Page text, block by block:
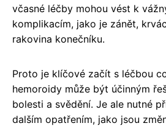
včasné léčby mohou vést k
komplikacím, jako je zánět,
rakovina konečníku.
Proto je klíčové začít s léčbou
hemoroidy může být účinným
bolesti a svědění. Je ale nutné
dalším opatřením, jako jsou